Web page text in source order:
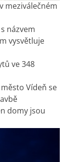
meziválečném
názvem
vysvětluje
ve 348
Vídeň se
domy jsou